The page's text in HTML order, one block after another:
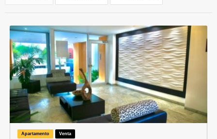
Apartamento Venta